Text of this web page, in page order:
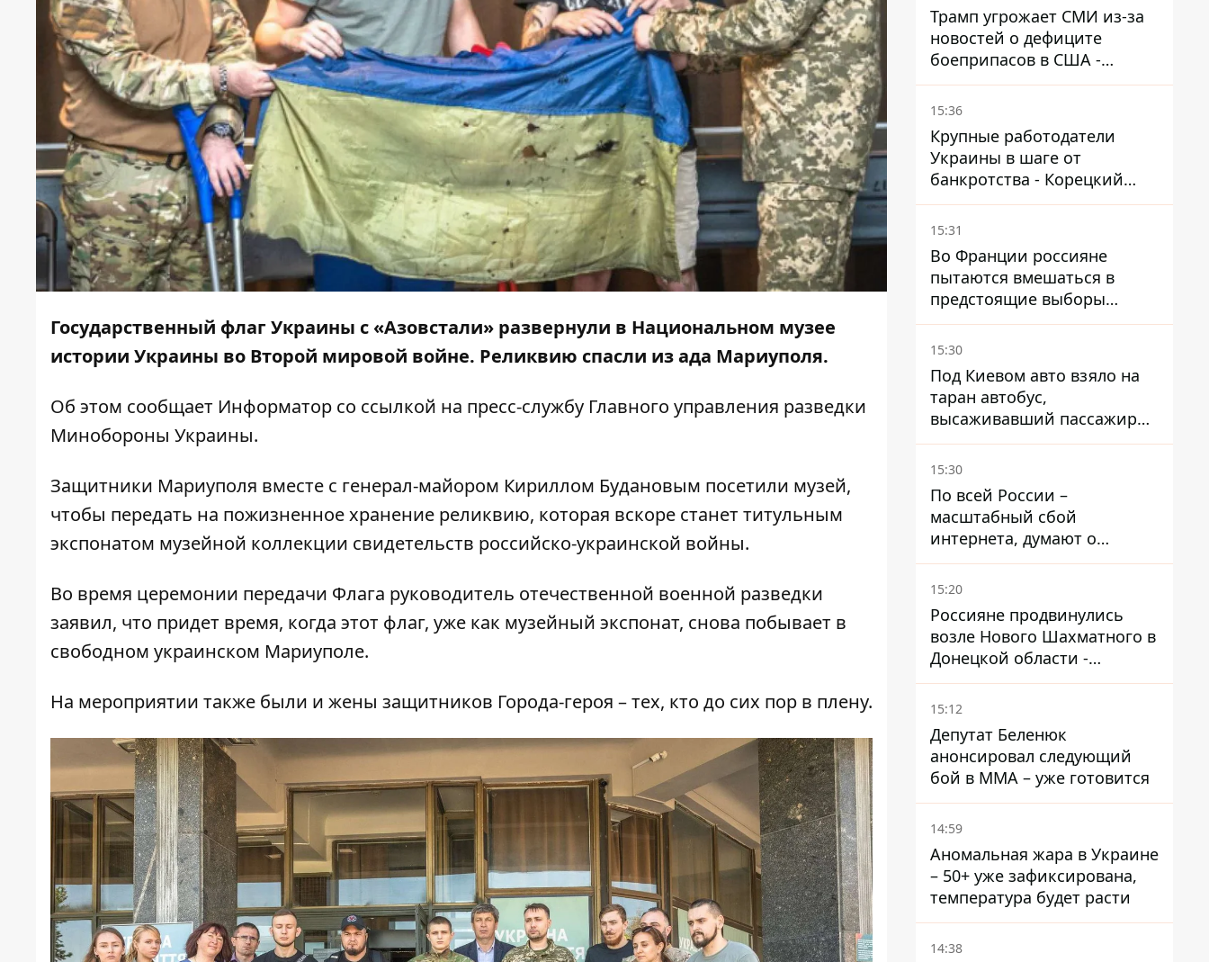
Государственный флаг Украины с «Азовстали» развернули в Национальном музее
истории Украины во Второй мировой войне. Реликвию спасли из ада Мариуполя.
Об этом сообщает Информатор со ссылкой на пресс-службу Главного управления разведки
Минобороны Украины.
Защитники Мариуполя вместе с генерал-майором Кириллом Будановым посетили музей,
чтобы передать на пожизненное хранение реликвию, которая вскоре станет титульным
экспонатом музейной коллекции свидетельств российско-украинской войны.
Во время церемонии передачи Флага руководитель отечественной военной разведки
заявил, что придет время, когда этот флаг, уже как музейный экспонат, снова побывает в
свободном украинском Мариуполе.
На мероприятии также были и жены защитников Города-героя – тех, кто до сих пор в плену.
Трамп угрожает СМИ из-за
новостей о дефиците
боеприпасов в США -
обещает найти и
арестовать всех
15:36
Крупные работодатели
Украины в шаге от
банкротства - Корецкий
обещает им… новые склады
15:31
Во Франции россияне
пытаются вмешаться в
предстоящие выборы
президента благодаря
ботам
15:30
Под Киевом авто взяло на
таран автобус,
высаживавший пассажиров
на остановке - пассажир в
больнице
15:30
По всей России –
масштабный сбой
интернета, думают о
причинах
15:20
Россияне продвинулись
возле Нового Шахматного в
Донецкой области -
DeepState
15:12
Депутат Беленюк
анонсировал следующий
бой в ММА – уже готовится
14:59
Аномальная жара в Украине
– 50+ уже зафиксирована,
температура будет расти
14:38